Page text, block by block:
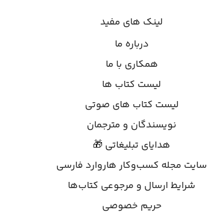
لینک های مفید
درباره ما
همکاری با ما
لیست کتاب ها
لیست کتاب های صوتی
نویسندگان و مترجمان
هدایای تبلیغاتی 🎁
سایت مجله کسب‌وکار هاروارد فارسی
شرایط ارسال و مرجوعی کتاب‌ها
حریم خصوصی